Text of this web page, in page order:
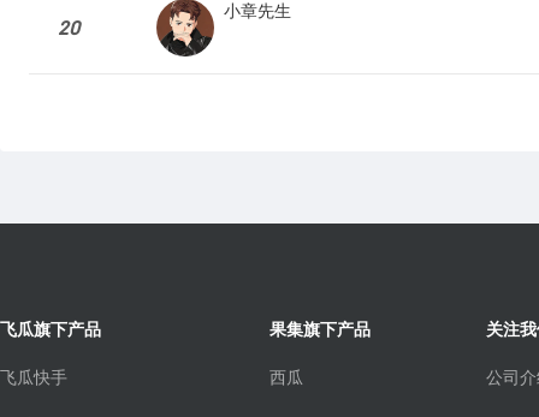
20
小章先生
飞瓜旗下产品
飞瓜快手
果集旗下产品
西瓜
关注
公司